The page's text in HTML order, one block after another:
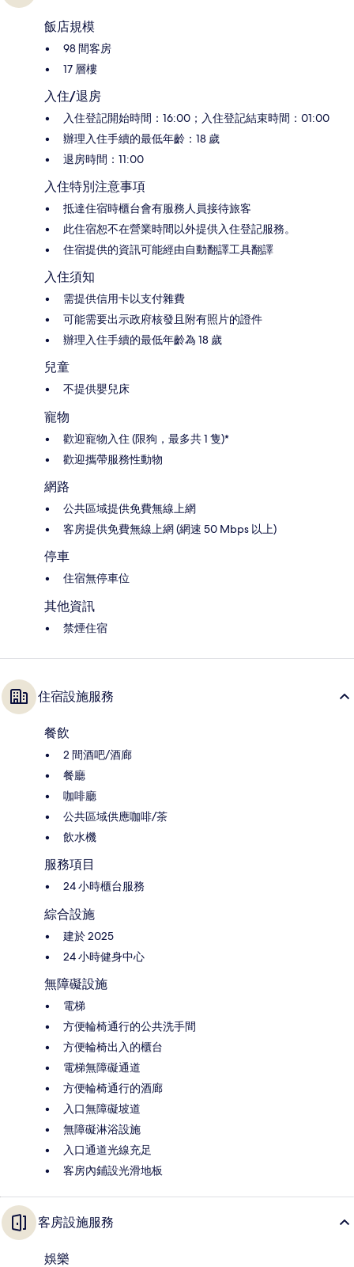
飯店規模
98 間客房
17 層樓
入住/退房
入住登記開始時間：16:00；入住登記結束時間：01:00
辦理入住手續的最低年齡：18 歲
退房時間：11:00
入住特別注意事項
抵達住宿時櫃台會有服務人員接待旅客
此住宿恕不在營業時間以外提供入住登記服務。
住宿提供的資訊可能經由自動翻譯工具翻譯
入住須知
需提供信用卡以支付雜費
可能需要出示政府核發且附有照片的證件
辦理入住手續的最低年齡為 18 歲
兒童
不提供嬰兒床
寵物
歡迎寵物入住 (限狗，最多共 1 隻)*
歡迎攜帶服務性動物
網路
公共區域提供免費無線上網
客房提供免費無線上網 (網速 50 Mbps 以上)
停車
住宿無停車位
其他資訊
禁煙住宿
住宿設施服務
餐飲
2 間酒吧/酒廊
餐廳
咖啡廳
公共區域供應咖啡/茶
飲水機
服務項目
24 小時櫃台服務
綜合設施
建於 2025
24 小時健身中心
無障礙設施
電梯
方便輪椅通行的公共洗手間
方便輪椅出入的櫃台
電梯無障礙通道
方便輪椅通行的酒廊
入口無障礙坡道
無障礙淋浴設施
入口通道光線充足
客房內鋪設光滑地板
客房設施服務
娛樂